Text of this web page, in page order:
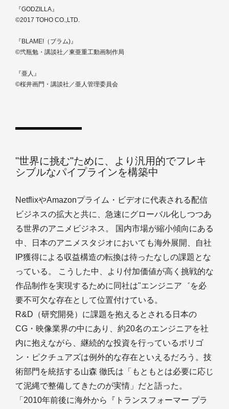
『GODZILLA』
©2017 TOHO CO.,LTD.
『BLAME!（ブラム)』
©弐瓶勉・講談社／東亜重工動画制作局
『亜人』
©桜井画門・講談社／亜人管理委員会
"世界に挑む"ために、より汎用的でフレキ
シブルなパイプラインを構築中
NetflixやAmazonプライム・ビデオに代表される配信
ビジネスの拡大と共に、急速にグローバル化しつつあ
る世界のアニメビジネス。 国内市場が縮小傾向にある
中、日本のアニメスタジオにおいても海外展開、自社
IP獲得による収益構造の転換は待ったなしの課題とな
っている。 こうした中、より付加価値が高く挑戦的な
作品制作を実現するために同社は"エンジニア゛を必
要不可欠な存在として位置付けている。
R&D（研究開発）に課題を抱えるとされる日本の
CG・映像業界の中にあり、約20名のエンジニアを社
内に抱えながら、継続的な投資を行っているポリゴ
ン・ピクチュアズは例外的な存在といえるだろう。技
術部門を統括する山森 徹氏は「もともとは必要に応じ
て泥縄で整備してきたのが実情」だと語った。
「2010年前後に海外から『トランスフォーマー プラ